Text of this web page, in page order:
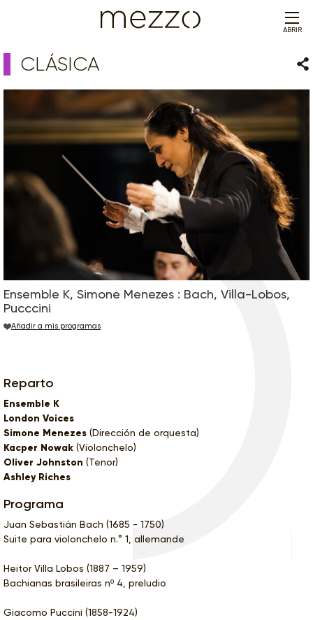
ABRIR
CLÁSICA
Ensemble K, Simone Menezes : Bach, Villa-Lobos,
Pucccini
Añadir a mis programas
Reparto
Ensemble K
London Voices
Simone Menezes (Dirección de orquesta)
Kacper Nowak (Violonchelo)
Oliver Johnston (Tenor)
Ashley Riches
Programa
Juan Sebastián Bach (1685 - 1750)
Suite para violonchelo n.° 1, allemande
Heitor Villa Lobos (1887 – 1959)
Bachianas brasileiras nº 4, preludio
Giacomo Puccini (1858-1924)